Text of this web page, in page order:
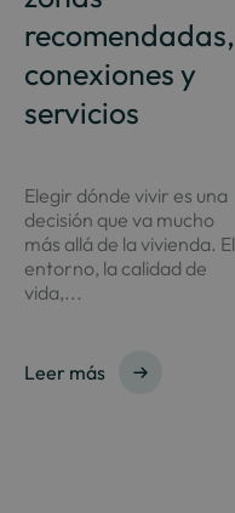
recomendadas,
conexiones y
servicios
Elegir dónde vivir es una
decisión que va mucho
más allá de la vivienda. El
entorno, la calidad de
vida,...
Leer más